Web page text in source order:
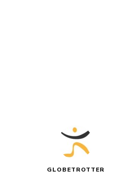
GLOBETROTTER